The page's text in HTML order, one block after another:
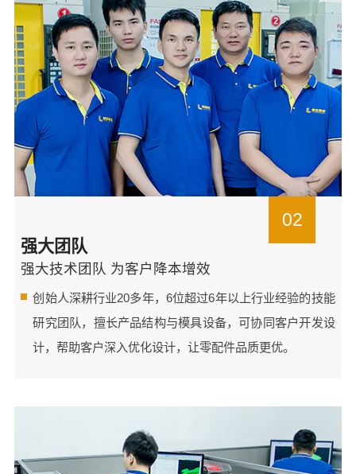
02
强大团队
强大技术团队 为客户降本增效
创始人深耕行业20多年，6位超过6年以上行业经验的技能
研究团队，擅长产品结构与模具设备，可协同客户开发设
计，帮助客户深入优化设计，让零配件品质更优。